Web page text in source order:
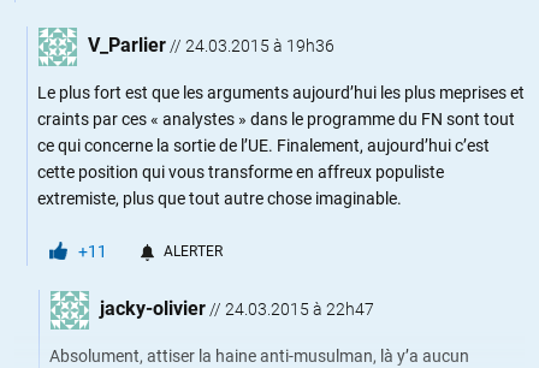
V_Parlier // 24.03.2015 à 19h36
Le plus fort est que les arguments aujourd’hui les plus meprises et
craints par ces « analystes » dans le programme du FN sont tout
ce qui concerne la sortie de l’UE. Finalement, aujourd’hui c’est
cette position qui vous transforme en affreux populiste
extremiste, plus que tout autre chose imaginable.
+11 ALERTER
jacky-olivier // 24.03.2015 à 22h47
Absolument, attiser la haine anti-musulman, là y’a aucun